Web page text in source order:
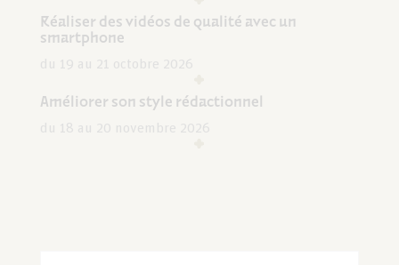
Réaliser des vidéos de qualité avec un
smartphone
Améliorer son style rédactionnel